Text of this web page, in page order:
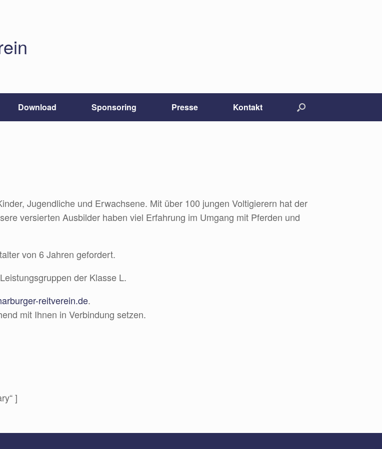
Download Sponsoring Presse Kontakt
Jugendliche und Erwachsene. Mit über 100 jungen Voltigierern hat der
versierten Ausbilder haben viel Erfahrung im Umgang mit Pferden und
von 6 Jahren gefordert.
der Klasse L.
reitverein.de.
mit Ihnen in Verbindung setzen.
]